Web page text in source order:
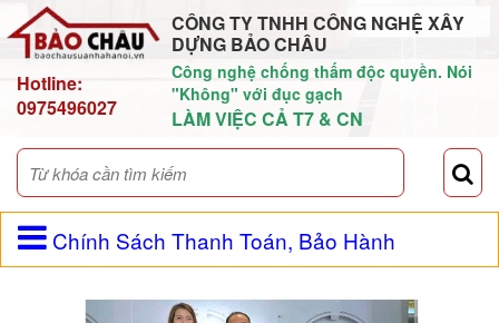
Hotline:
0975496027
CÔNG TY TNHH CÔNG NGHỆ XÂY
DỰNG BẢO CHÂU
Công nghệ chống thấm độc quyền. Nói
"Không" với đục gạch
LÀM VIỆC CẢ T7 & CN
Chính Sách Thanh Toán, Bảo Hành